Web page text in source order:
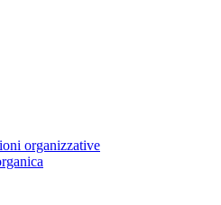
organizzative